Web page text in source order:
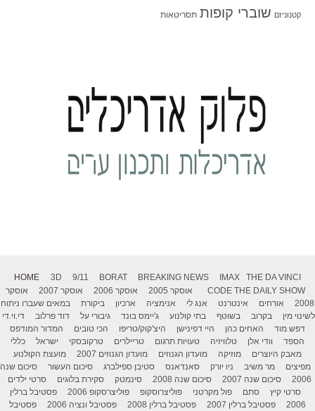
קטנוניזם שוברי קופות תסריטאות
HOME 3D 9/11 BORAT BREAKING NEWS IMAX
THE DA VINCI
CODE THE DAILY SHOW אוסקר 2005 אוסקר 2006 אוסקר 2007
אוסקר
2008
אורחים אינטרנט אנג לי אנימציה ארכיון ביקורת
במאים שעברו ניתוח
לשינוי מין
בקרוב בשוטף בתי קולנוע ג'יימס בונד גיבורי על דוד פרלוב
די.וי.די
דפש מוד
האחים כהן היי דפינישן היצ'קוק/טריפו הכי טובים
המדור המודפס
הספד
וודי אלן טלוויזיה טעויות תרגום טריילרים טרקובסקי ישראל
כללי
מאבק היוצרים
מוזיקה מועדון הגנוזים מועדון הגנוזים 2007
מועצת הקולנוע
מפיצים
מר משיב ניו יורק סאנדאנס סטיבן ספילברג סיכום העשור
סיכום שנה
2006
סיכום שנה 2007 סיכום שנה 2008 סינמטק סקירת בלוגים
סרטי ילדים
סרטי קיץ
סתם פול מקרטני פוליצרוסקופ פוליצרסקופ 2006
פסטיבל ברלין
2006
פסטיבל ברלין 2007 פסטיבל ברלין 2008 פסטיבל ונציה 2006 פסטיבל